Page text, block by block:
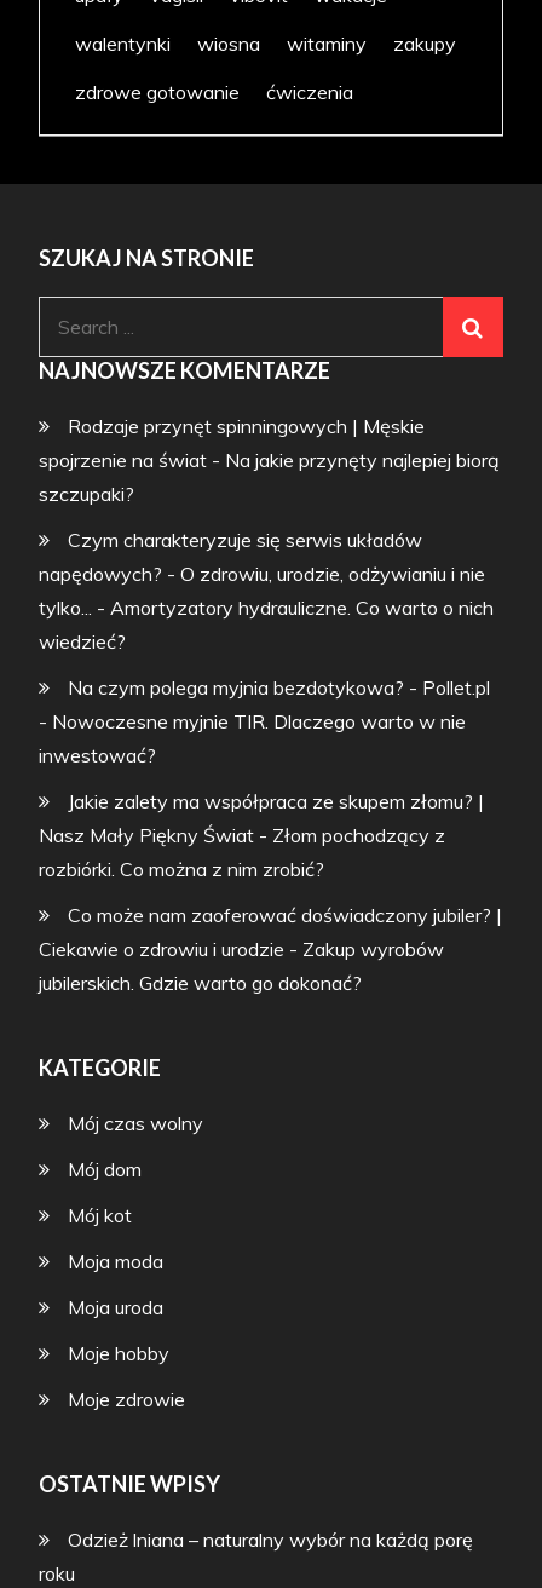
walentynki
wiosna witaminy
zakupy
zdrowe gotowanie
ćwiczenia
SZUKAJ NA STRONIE
NAJNOWSZE KOMENTARZE
Rodzaje przynęt spinningowych | Męskie
spojrzenie na świat - Na jakie przynęty najlepiej biorą
szczupaki?
Czym charakteryzuje się serwis układów
napędowych? - O zdrowiu, urodzie, odżywianiu i nie
tylko... -Amortyzatory hydrauliczne. Co warto o nich
wiedzieć?
Na czym polega myjnia bezdotykowa? - Pollet.pl
- Nowoczesne myjnie TIR. Dlaczego warto w nie
inwestować?
Jakie zalety ma współpraca ze skupem złomu? |
Nasz Mały Piękny Świat - Złom pochodzący z
rozbiórki. Co można z nim zrobić?
Co może nam zaoferować doświadczony jubiler? |
Ciekawie o zdrowiu i urodzie - Zakup wyrobów
jubilerskich. Gdzie warto go dokonać?
KATEGORIE
Mój czas wolny
Mój dom
Mój kot
Moja moda
Moja uroda
Moje hobby
Moje zdrowie
OSTATNIE WPISY
Odzież lniana – naturalny wybór na każdą porę
roku